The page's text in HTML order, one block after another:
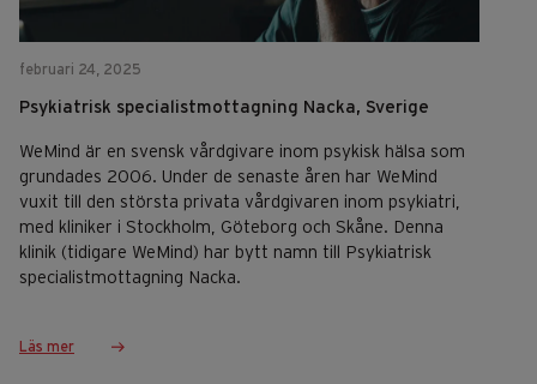
februari 24, 2025
Psykiatrisk specialistmottagning Nacka, Sverige
WeMind är en svensk vårdgivare inom psykisk hälsa som
grundades 2006. Under de senaste åren har WeMind
vuxit till den största privata vårdgivaren inom psykiatri,
med kliniker i Stockholm, Göteborg och Skåne. Denna
klinik (tidigare WeMind) har bytt namn till Psykiatrisk
specialistmottagning Nacka.
Läs mer